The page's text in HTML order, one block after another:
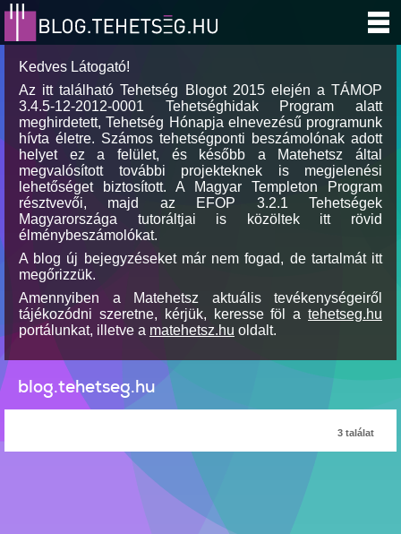
Kedves Látogató!
Az itt található Tehetség Blogot 2015 elején a TÁMOP
3.4.5-12-2012-0001 Tehetséghidak Program alatt
meghirdetett, Tehetség Hónapja elnevezésű programunk
hívta életre. Számos tehetségponti beszámolónak adott
helyet ez a felület, és később a Matehetsz által
megvalósított további projekteknek is megjelenési
lehetőséget biztosított. A Magyar Templeton Program
résztvevői, majd az EFOP 3.2.1 Tehetségek
Magyarországa tutoráltjai is közöltek itt rövid
élménybeszámolókat.
A blog új bejegyzéseket már nem fogad, de tartalmát itt
megőrizzük.
Amennyiben a Matehetsz aktuális tevékenységeiről
tájékozódni szeretne, kérjük, keresse föl a tehetseg.hu
portálunkat, illetve a matehetsz.hu oldalt.
blog.tehetseg.hu
3 találat